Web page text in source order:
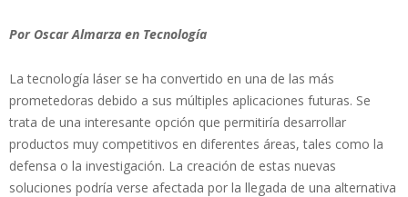
Por Oscar Almarza en Tecnología
La tecnología láser se ha convertido en una de las más
prometedoras debido a sus múltiples aplicaciones futuras. Se
trata de una interesante opción que permitiría desarrollar
productos muy competitivos en diferentes áreas, tales como la
defensa o la investigación. La creación de estas nuevas
soluciones podría verse afectada por la llegada de una alternativa